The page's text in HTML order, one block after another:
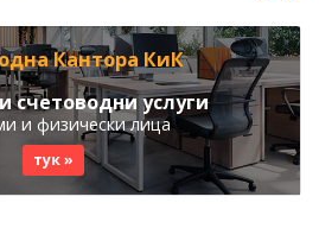
Кантора КиК
счетоводни услуги
и физически лица
тук »